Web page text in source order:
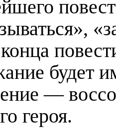
будет
—
героя.